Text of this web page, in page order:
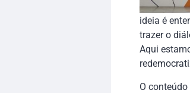
ideia é
trazer o
Aqui
O